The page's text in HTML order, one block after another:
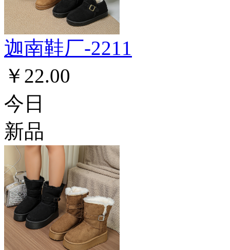
迦南鞋厂-2211
￥22.00
今日
新品